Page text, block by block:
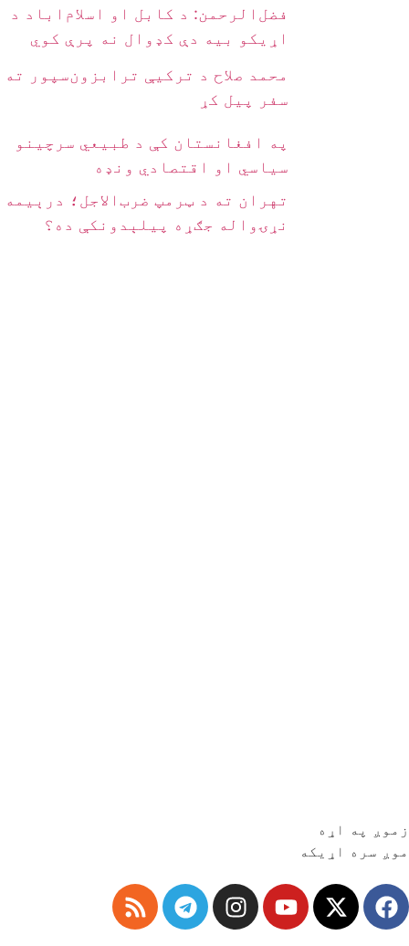
فضل‌الرحمن: د کابل او اسلام‌اباد د
اړیکو بیه دې کډوال نه پرې کوي
محمد صلاح د ترکیې ترابزون‌سپور ته
سفر پیل کړ
په افغانستان کې د طبیعي سرچینو
سیاسي او اقتصادي ونډه
تهران ته د ټرمپ ضرب‌الاجل؛ درېیمه
نړۍواله جګړه پیلېدونکې ده؟
زموږ په اړه
موږ سره اړیکه